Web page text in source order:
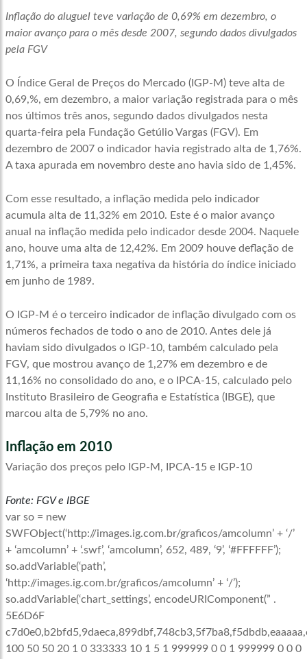
Inflação do aluguel teve variação de 0,69% em dezembro, o
maior avanço para o mês desde 2007, segundo dados divulgados
pela FGV
O Índice Geral de Preços do Mercado (IGP-M) teve alta de
0,69,%, em dezembro, a maior variação registrada para o mês
nos últimos três anos, segundo dados divulgados nesta
quarta-feira pela Fundação Getúlio Vargas (FGV). Em
dezembro de 2007 o indicador havia registrado alta de 1,76%.
A taxa apurada em novembro deste ano havia sido de 1,45%.
Com esse resultado, a inflação medida pelo indicador
acumula alta de 11,32% em 2010. Este é o maior avanço
anual na inflação medida pelo indicador desde 2004. Naquele
ano, houve uma alta de 12,42%. Em 2009 houve deflação de
1,71%, a primeira taxa negativa da história do índice iniciado
em junho de 1989.
O IGP-M é o terceiro indicador de inflação divulgado com os
números fechados de todo o ano de 2010. Antes dele já
haviam sido divulgados o IGP-10, também calculado pela
FGV, que mostrou avanço de 1,27% em dezembro e de
11,16% no consolidado do ano, e o IPCA-15, calculado pelo
Instituto Brasileiro de Geografia e Estatística (IBGE), que
marcou alta de 5,79% no ano.
Inflação em 2010
Variação dos preços pelo IGP-M, IPCA-15 e IGP-10
Fonte: FGV e IBGE
var so = new
SWFObject(‘http://images.ig.com.br/graficos/amcolumn’ + ‘/’
+ ‘amcolumn’ + ‘.swf’, ‘amcolumn’, 652, 489, ‘9’, ‘#FFFFFF’);
so.addVariable(‘path’,
‘http://images.ig.com.br/graficos/amcolumn’ + ‘/’);
so.addVariable(‘chart_settings’, encodeURIComponent(” .
5E6D6F
100 50 50 20 1 0 333333 10 1 5 1 999999 0 0 1 999999 0 0 0